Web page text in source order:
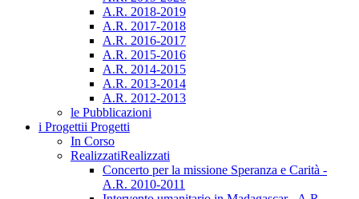
A.R. 2018-2019
A.R. 2017-2018
A.R. 2016-2017
A.R. 2015-2016
A.R. 2014-2015
A.R. 2013-2014
A.R. 2012-2013
le Pubblicazioni
i Progettii Progetti
In Corso
RealizzatiRealizzati
Concerto per la missione Speranza e Carità -
A.R. 2010-2011